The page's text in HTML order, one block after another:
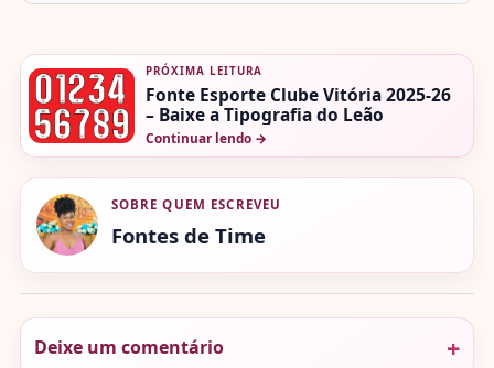
PRÓXIMA LEITURA
Fonte Esporte Clube Vitória 2025-26
– Baixe a Tipografia do Leão
Continuar lendo →
SOBRE QUEM ESCREVEU
Fontes de Time
Deixe um comentário